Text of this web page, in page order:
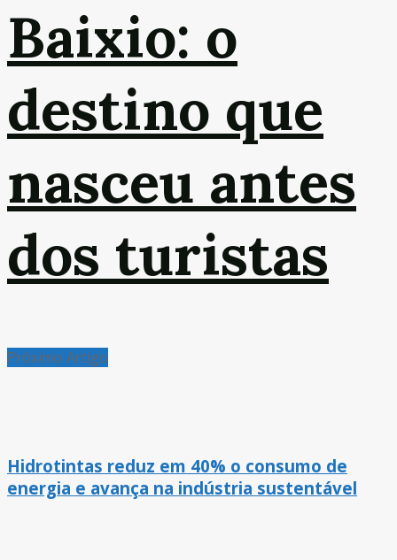
Baixio: o
destino que
nasceu antes
dos turistas
Próximo Artigo
Hidrotintas reduz em 40% o consumo de
energia e avança na indústria sustentável